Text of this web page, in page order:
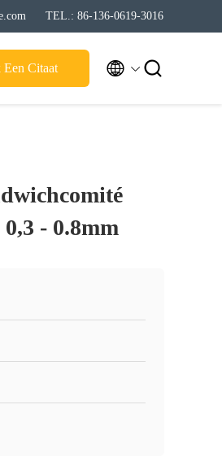
TEL.: 86-136-0619-3016
Een Citaat  
- 0.8mm